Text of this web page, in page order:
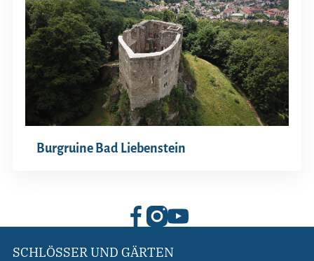
Burgruine Bad Liebenstein
SCHLÖSSER UND GÄRTEN